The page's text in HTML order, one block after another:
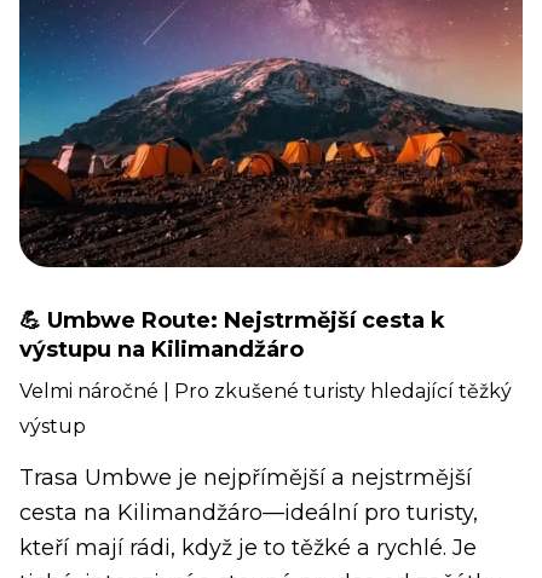
💪 Umbwe Route: Nejstrmější cesta k
výstupu na Kilimandžáro
Velmi náročné | Pro zkušené turisty hledající těžký
výstup
Trasa Umbwe je nejpřímější a nejstrmější
cesta na Kilimandžáro—ideální pro turisty,
kteří mají rádi, když je to těžké a rychlé. Je